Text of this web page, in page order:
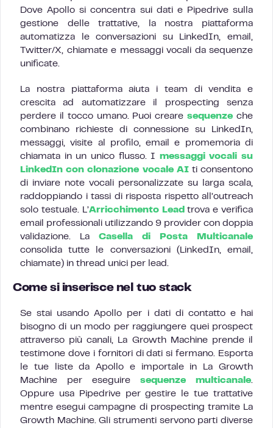
Dove Apollo si concentra sui dati e Pipedrive sulla
gestione delle trattative, la nostra piattaforma
automatizza le conversazioni su LinkedIn, email,
Twitter/X, chiamate e messaggi vocali da sequenze
unificate.
La nostra piattaforma aiuta i team di vendita e
crescita ad automatizzare il prospecting senza
perdere il tocco umano. Puoi crearesequenze che
combinano richieste di connessione su LinkedIn,
messaggi, visite al profilo, email e promemoria di
chiamata in un unico flusso. I messaggi vocali su
LinkedIn con clonazione vocale AIti consentono
di inviare note vocali personalizzate su larga scala,
raddoppiando i tassi di risposta rispetto all’outreach
solo testuale. L’Arricchimento Lead trova e verifica
email professionali utilizzando 9 provider con doppia
validazione. La Casella di Posta Multicanale
consolida tutte le conversazioni (LinkedIn, email,
chiamate) in thread unici per lead.
Come si inserisce nel tuo stack
Se stai usando Apollo per i dati di contatto e hai
bisogno di un modo per raggiungere quei prospect
attraverso più canali, La Growth Machine prende il
testimone dove i fornitori di dati si fermano. Esporta
le tue liste da Apollo e importale in La Growth
Machine per eseguire sequenze multicanale.
Oppure usa Pipedrive per gestire le tue trattative
mentre esegui campagne di prospecting tramite La
Growth Machine. Gli strumenti servono parti diverse